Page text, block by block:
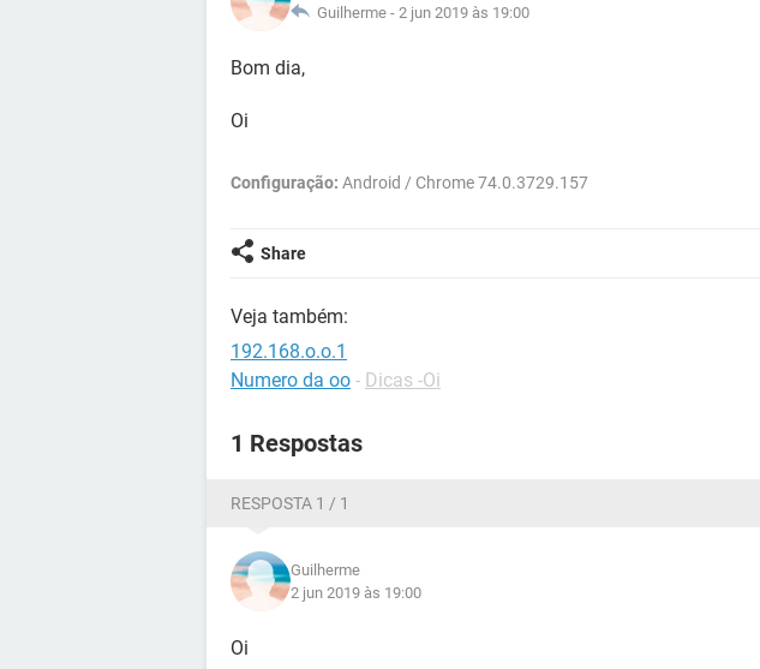
Guilherme - 2 jun 2019 às 19:00
Bom dia,
Oi
Configuração: Android / Chrome 74.0.3729.157
Share
Veja também:
192.168.o.o.1
Numero da oo - Dicas -Oi
1 Respostas
RESPOSTA 1 / 1
Guilherme
2 jun 2019 às 19:00
Oi